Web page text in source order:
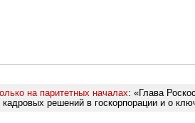
на паритетных началах: «Глава
решений в госкорпорации и о